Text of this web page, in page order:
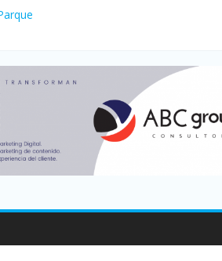
millones de personas viajaron por el